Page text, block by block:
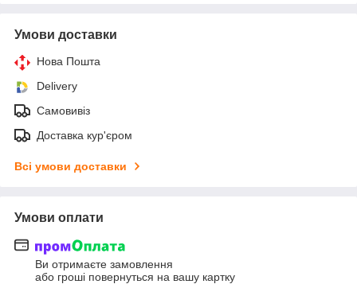
Умови доставки
Нова Пошта
Delivery
Самовивіз
Доставка кур'єром
Всі умови доставки
Умови оплати
Ви отримаєте замовлення
або гроші повернуться на вашу картку